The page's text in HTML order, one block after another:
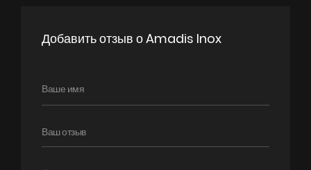
Виртуальный салон
Сотрудничество
2019.06.14
хорошо работает, к качеству без замечаний. Магазин
советую.
Добавлено пользователем: Иван
Добавить отзыв о Amadis Inox